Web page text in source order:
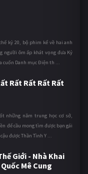
kỷ 20, bộ phim kể về hai anh
người ôm ấp khát vọng đưa Kỷ
cuốn Danh mục Điện th ...
Rất Rất Rất Rất
những năm trung học cơ sở,
để cầu mong tìm được bạn gái
được Thần Tình Y ...
Giới - Nhà Khai
Mê Cung